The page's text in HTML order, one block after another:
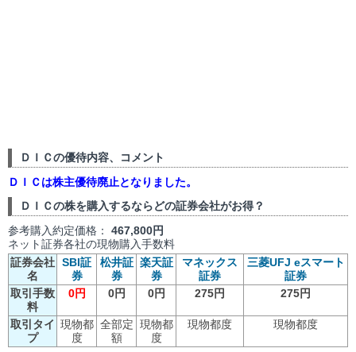
ＤＩＣの優待内容、コメント
ＤＩＣは株主優待廃止となりました。
ＤＩＣの株を購入するならどの証券会社がお得？
参考購入約定価格： 467,800円
ネット証券各社の現物購入手数料
証券会社
名
SBI証
券
松井証
券
楽天証
券
マネックス
証券
三菱UFJ eスマート
証券
取引手数
料
0円 0円 0円 275円 275円
取引タイ
プ
現物都
度
全部定
額
現物都
度
現物都度 現物都度